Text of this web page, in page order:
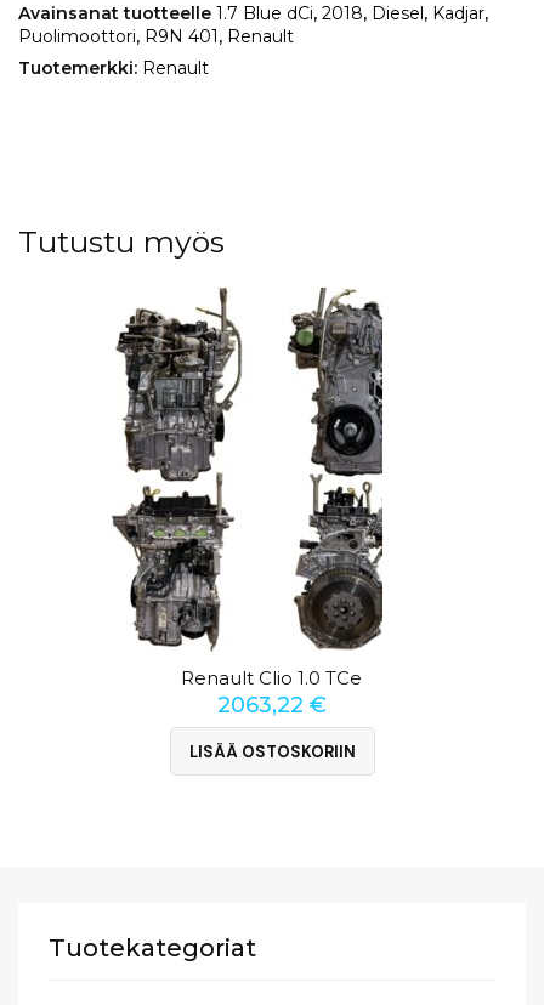
Avainsanat tuotteelle 1.7 Blue dCi, 2018, Diesel, Kadjar,
Puolimoottori, R9N 401, Renault
Tuotemerkki: Renault
Tutustu myös
Renault Clio 1.0 TCe
2063,22 €
LISÄÄ OSTOSKORIIN
Tuotekategoriat